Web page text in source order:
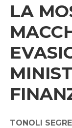
LA
TONOLI